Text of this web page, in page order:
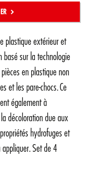
plastique extérieur et
basé sur la technologie
en plastique non
et les pare-chocs. Ce
également à
décoloration due aux
hydrofuges et
Set de 4